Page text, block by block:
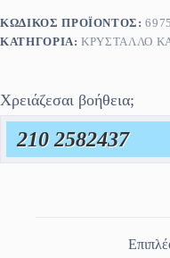
ποσότητα
ΚΩΔΙΚΌΣ ΠΡΟΪΌΝΤΟΣ:
ΚΑΤΗΓΟΡΊΑ:ΚΡΎΣΤΑΛΛΟ
Χρειάζεσαι βοήθεια;
210 2582437